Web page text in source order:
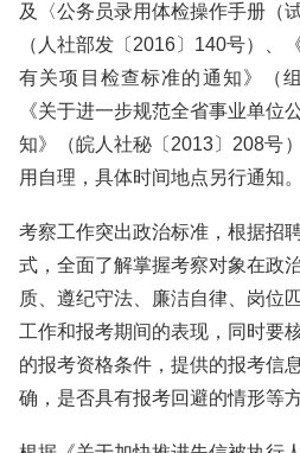
及〈公务员录用体检操作手册（
（人社部发〔2016〕140号）、
有关项目检查标准的通知》（
《关于进一步规范全省事业单位
知》（皖人社秘〔2013〕208号
用自理，具体时间地点另行通知。
考察工作突出政治标准，根据招
式，全面了解掌握考察对象在政
质、遵纪守法、廉洁自律、岗位
工作和报考期间的表现，同时要
的报考资格条件，提供的报考信
确，是否具有报考回避的情形等